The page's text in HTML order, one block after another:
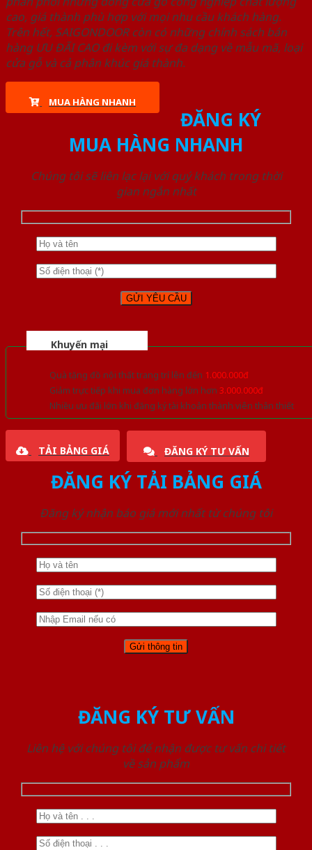
cao, giá thành phù hợp với mọi nhu cầu khách hàng.
Trên hết, SAIGONDOOR còn có những chính sách bán
hàng ƯU ĐÃI CAO đi kèm với sự đa dạng về mẫu mã, loại
cửa gỗ và cả phân khúc giá thành.
MUA HÀNG NHANH
ĐĂNG KÝ
MUA HÀNG NHANH
Chúng tôi sẽ liên lạc lại với quý khách trong thời
gian ngắn nhất
Khuyến mại
Quà tặng đồ nội thất trang trí lên đến 1.000.000đ
Giảm trực tiếp khi mua đơn hàng lớn hơn 3.000.000đ
Nhiều ưu đãi lớn khi đăng ký tài khoản thành viên thân thiết
TẢI BẢNG GIÁ ĐĂNG KÝ TƯ VẤN
ĐĂNG KÝ TẢI BẢNG GIÁ
Đăng ký nhận báo giá mới nhất từ chúng tôi
ĐĂNG KÝ TƯ VẤN
Liên hệ với chúng tôi để nhận được tư vấn chi tiết
về sản phẩm